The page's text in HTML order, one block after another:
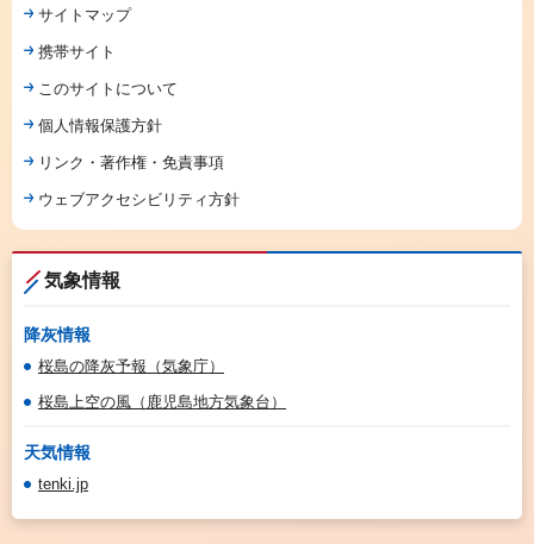
サイトマップ
携帯サイト
このサイトについて
個人情報保護方針
リンク・著作権・免責事項
ウェブアクセシビリティ方針
気象情報
降灰情報
桜島の降灰予報（気象庁）
桜島上空の風（鹿児島地方気象台）
天気情報
tenki.jp